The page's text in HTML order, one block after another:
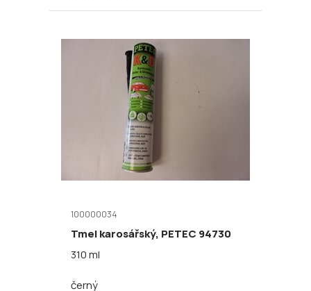
100000034
Tmel karosářský, PETEC 94730
310 ml
černý